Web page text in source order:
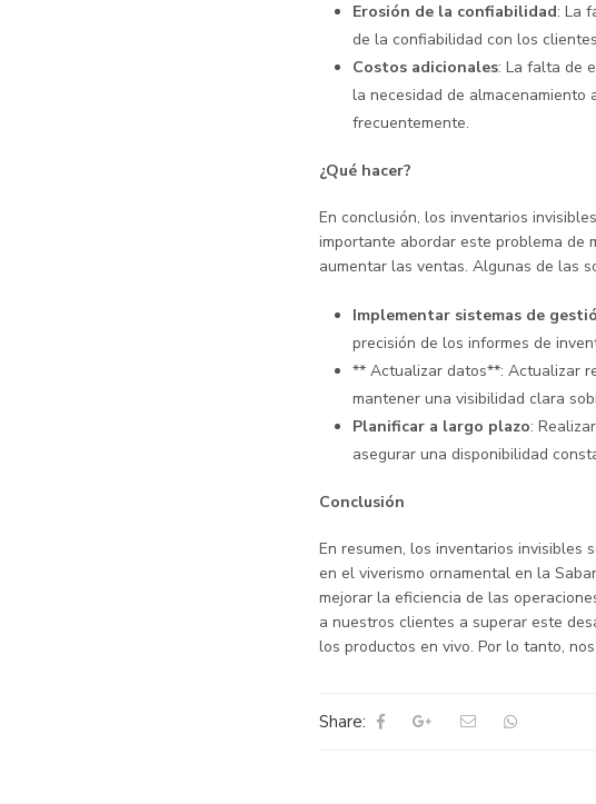
Erosión de la confiabilidad: La
de la confiabilidad con los
Costos adicionales: La falta de
la necesidad de almacenamiento
frecuentemente.
¿Qué hacer?
En conclusión, los inventarios
importante abordar este problema de
aumentar las ventas. Algunas de las
Implementar sistemas de
precisión de los informes de
** Actualizar datos**: Actualizar
mantener una visibilidad clara
Planificar a largo plazo:
asegurar una disponibilidad
Conclusión
En resumen, los inventarios invisibles
en el viverismo ornamental en la
mejorar la eficiencia de las
a nuestros clientes a superar este
los productos en vivo. Por lo tanto,
Share: